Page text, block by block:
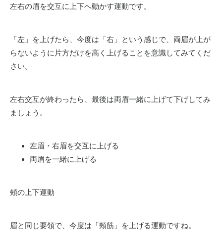
左右の眉を交互に上下へ動かす運動です。
「左」を上げたら、今度は「右」という感じで、両眉が上が
らないように片方だけを高く上げることを意識してみてくだ
さい。
左右交互が終わったら、最後は両眉一緒に上げて下げしてみ
ましょう。
左眉・右眉を交互に上げる
両眉を一緒に上げる
頰の上下運動
眉と同じ要領で、今度は「頰筋」を上げる運動ですね。